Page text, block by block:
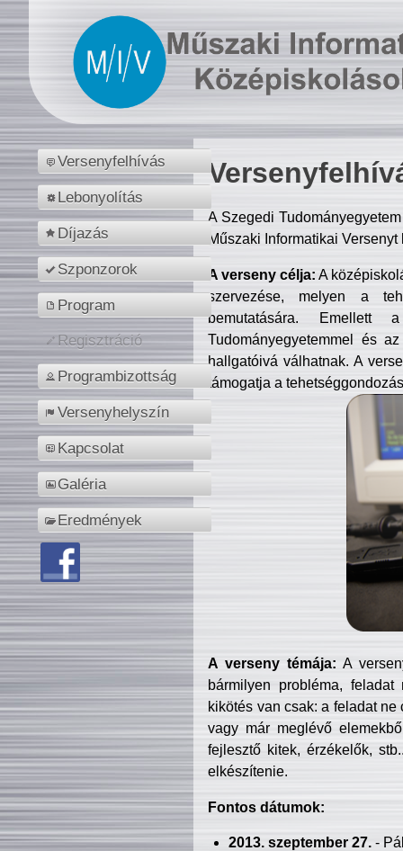
Versenyfelhívás
Lebonyolítás
Díjazás
Szponzorok
Program
Regisztráció
Programbizottság
Versenyhelyszín
Kapcsolat
Galéria
Eredmények
A Szegedi
Műszaki Informatikai
A verseny célja: A
szervezése, melyen a
bemutatására. Emellett
Tudományegyetemmel és
hallgatóivá válhatnak. A
támogatja a
A verseny témája: A
bármilyen probléma, feladat
kikötés van csak: a feladat
vagy már meglévő
fejlesztő kitek, érzékelők,
elkészítenie.
Fontos dátumok:
2013. szeptember 27.-